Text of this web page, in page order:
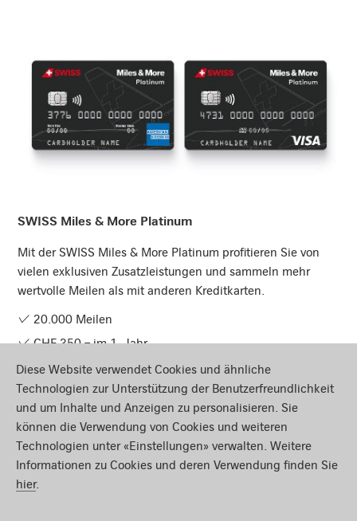
Diese Website verwendet Cookies und ähnliche
Technologien zur Unterstützung der Benutzerfreundlichkeit
und um Inhalte und Anzeigen zu personalisieren. Sie
können die Verwendung von Cookies und weiteren
Technologien unter «Einstellungen» verwalten. Weitere
Informationen zu Cookies und deren Verwendung finden Sie
hier.
SWISS Miles & More Platinum
Mit der SWISS Miles & More Platinum profitieren Sie von
vielen exklusiven Zusatzleistungen und sammeln mehr
wertvolle Meilen als mit anderen Kreditkarten.
20.000 Meilen
CHF 350.– im 1. Jahr
Meilengültigkeit sichern
Mehr erfahren